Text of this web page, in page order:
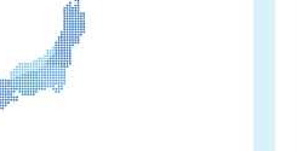
導入のお問い合わせを頂き
ます。
MINOLTA 導入のお問い合わ